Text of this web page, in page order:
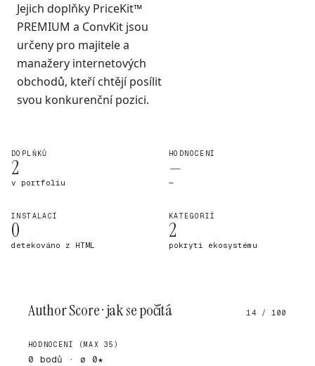
Jejich doplňky PriceKit™
PREMIUM a ConvKit jsou
určeny pro majitele a
manažery internetových
obchodů, kteří chtějí posílit
svou konkurenční pozici.
DOPLŇKŮ
2
v portfoliu
HODNOCENÍ
—
—
INSTALACÍ
0
detekováno z HTML
KATEGORIÍ
2
pokrytí ekosystému
Author Score · jak se počítá 14 / 100
HODNOCENÍ (MAX 35)
0 bodů · ø 0★